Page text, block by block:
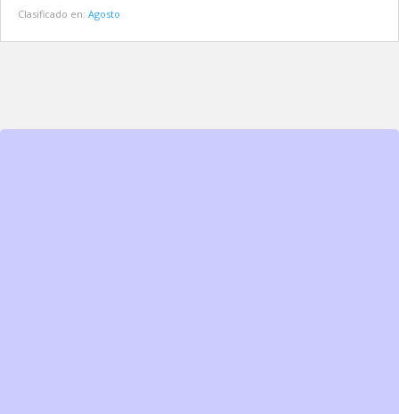
Clasificado en: Agosto